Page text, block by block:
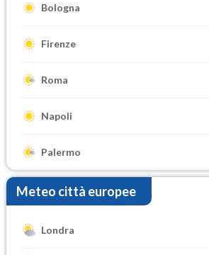
Bologna
Firenze
Roma
Napoli
Palermo
Meteo città europee
Londra